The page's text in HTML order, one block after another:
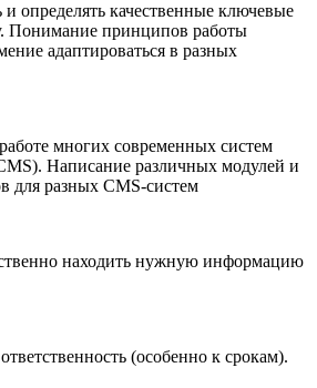
определять качественные ключевые
Понимание принципов работы
адаптироваться в разных
многих современных систем
Написание различных модулей и
для разных CMS-систем
находить нужную информацию
(особенно к срокам).